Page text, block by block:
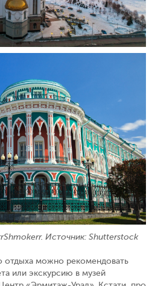
Источник: Shutterstock
отдыха можно рекомендовать
или экскурсию в музей